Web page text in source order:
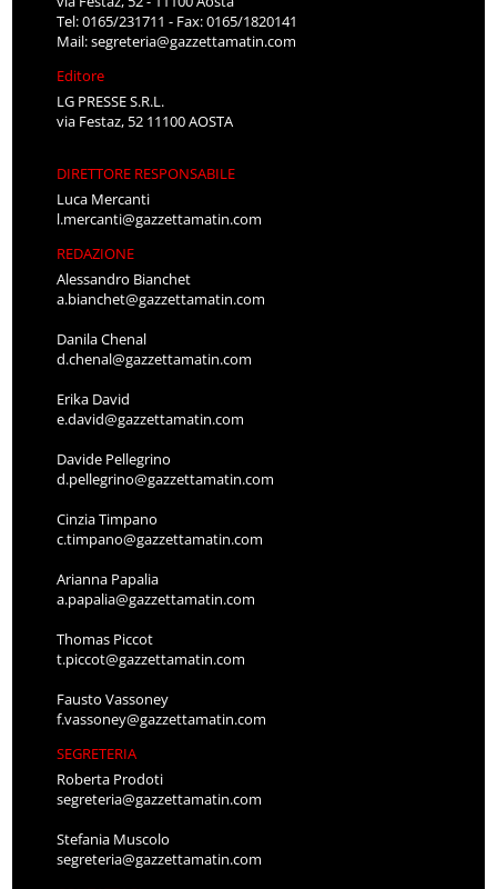
Tel: 0165/231711 - Fax: 0165/1820141
Mail:segreteria@gazzettamatin.com
Editore
LG PRESSE S.R.L.
via Festaz, 52 11100 AOSTA
DIRETTORE RESPONSABILE
Luca Mercanti
l.mercanti@gazzettamatin.com
REDAZIONE
Alessandro Bianchet
a.bianchet@gazzettamatin.com
Danila Chenal
d.chenal@gazzettamatin.com
Erika David
e.david@gazzettamatin.com
Davide Pellegrino
d.pellegrino@gazzettamatin.com
Cinzia Timpano
c.timpano@gazzettamatin.com
Arianna Papalia
a.papalia@gazzettamatin.com
Thomas Piccot
t.piccot@gazzettamatin.com
Fausto Vassoney
f.vassoney@gazzettamatin.com
SEGRETERIA
Roberta Prodoti
segreteria@gazzettamatin.com
Stefania Muscolo
segreteria@gazzettamatin.com